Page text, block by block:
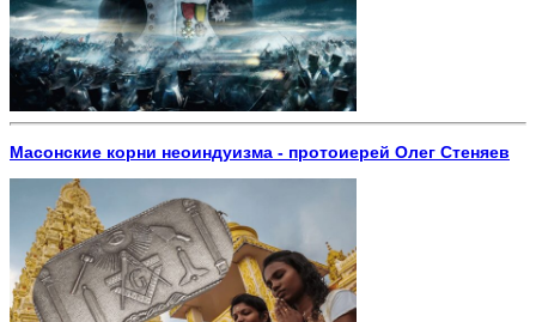
Масонские корни неоиндуизма - протоиерей Олег Стеняев